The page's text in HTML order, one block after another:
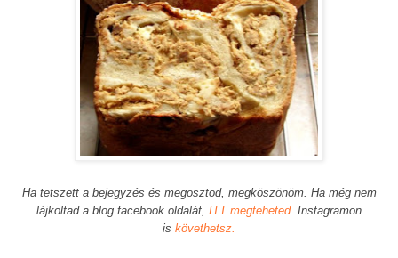
Ha tetszett a bejegyzés és megosztod, megköszönöm. Ha még nem
lájkoltad a blog facebook oldalát, ITT megteheted. Instagramon
is követhetsz.